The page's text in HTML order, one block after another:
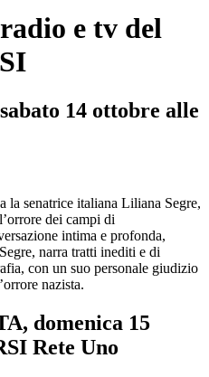
e tv del
14 ottobre alle
la senatrice italiana Liliana Segre,
dei campi di
intima e profonda,
narra tratti inediti e di
con un suo personale giudizio
nazista.
domenica 15
Rete Uno